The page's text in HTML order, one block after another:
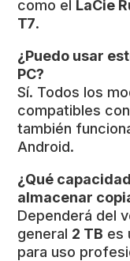
como el LaCie
T7.
¿Puedo usar
PC?
Sí. Todos los
compatibles
también
Android.
¿Qué
almacenar
Dependerá del
general 2 TB es
para uso